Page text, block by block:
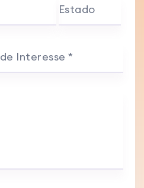
Estado
Interesse *